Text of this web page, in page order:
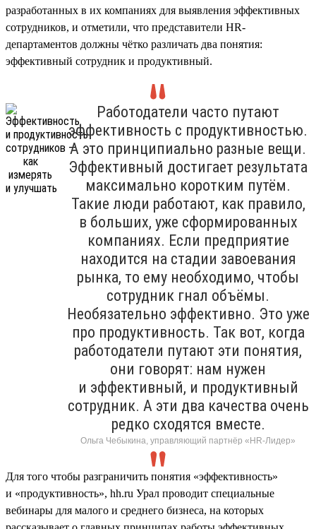
разработанных в их компаниях для выявления эффективных
сотрудников, и отметили, что представители HR-
департаментов должны чётко различать два понятия:
эффективный сотрудник и продуктивный.
Работодатели часто путают
эффективность с продуктивностью.
А это принципиально разные вещи.
Эффективный достигает результата
максимально коротким путём.
Такие люди работают, как правило,
в больших, уже сформированных
компаниях. Если предприятие
находится на стадии завоевания
рынка, то ему необходимо, чтобы
сотрудник гнал объёмы.
Необязательно эффективно. Это уже
про продуктивность. Так вот, когда
работодатели путают эти понятия,
они говорят: нам нужен
и эффективный, и продуктивный
сотрудник. А эти два качества очень
редко сходятся вместе.
Ольга Чебыкина, управляющий партнёр «HR-Лидер»
Для того чтобы разграничить понятия «эффективность»
и «продуктивность», hh.ru Урал проводит специальные
вебинары для малого и среднего бизнеса, на которых